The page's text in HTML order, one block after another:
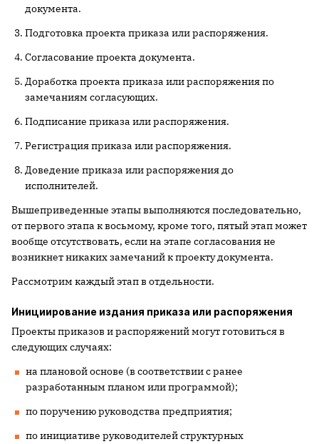
документа.
Подготовка проекта приказа или распоряжения.
Согласование проекта документа.
Доработка проекта приказа или распоряжения по
замечаниям согласующих.
Подписание приказа или распоряжения.
Регистрация приказа или распоряжения.
Доведение приказа или распоряжения до
исполнителей.
Вышеприведенные этапы выполняются последовательно,
от первого этапа к восьмому, кроме того, пятый этап может
вообще отсутствовать, если на этапе согласования не
возникнет никаких замечаний к проекту документа.
Рассмотрим каждый этап в отдельности.
Инициирование издания приказа или распоряжения
Проекты приказов и распоряжений могут готовиться в
следующих случаях:
на плановой основе (в соответствии с ранее
разработанным планом или программой);
по поручению руководства предприятия;
по инициативе руководителей структурных